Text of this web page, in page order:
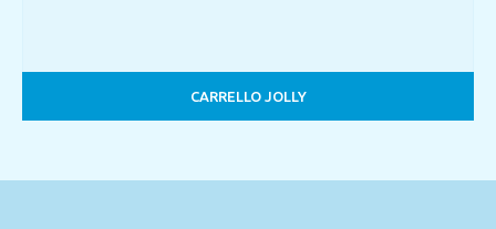
CARRELLO JOLLY